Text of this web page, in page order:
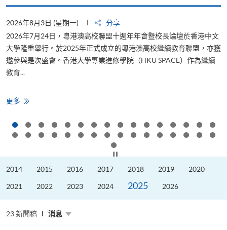
2026年8月3日 (星期一)
分享
2026年7月24日，粵港澳高校聯盟十週年年會暨校長論壇於香港中文
大學隆重舉行。於2025年正式成立的粵港澳高校繼續教育聯盟，亦獲
邀參與是次盛會。香港大學專業進修學院（HKU SPACE）作為繼續
教育...
更多 香
港
學
專
業
學
出
2026
港
高
2014 2015 2016 2017 2018 2019 2020
2021 2022 2023 2024 2025 2026
23 新聞稿 消息